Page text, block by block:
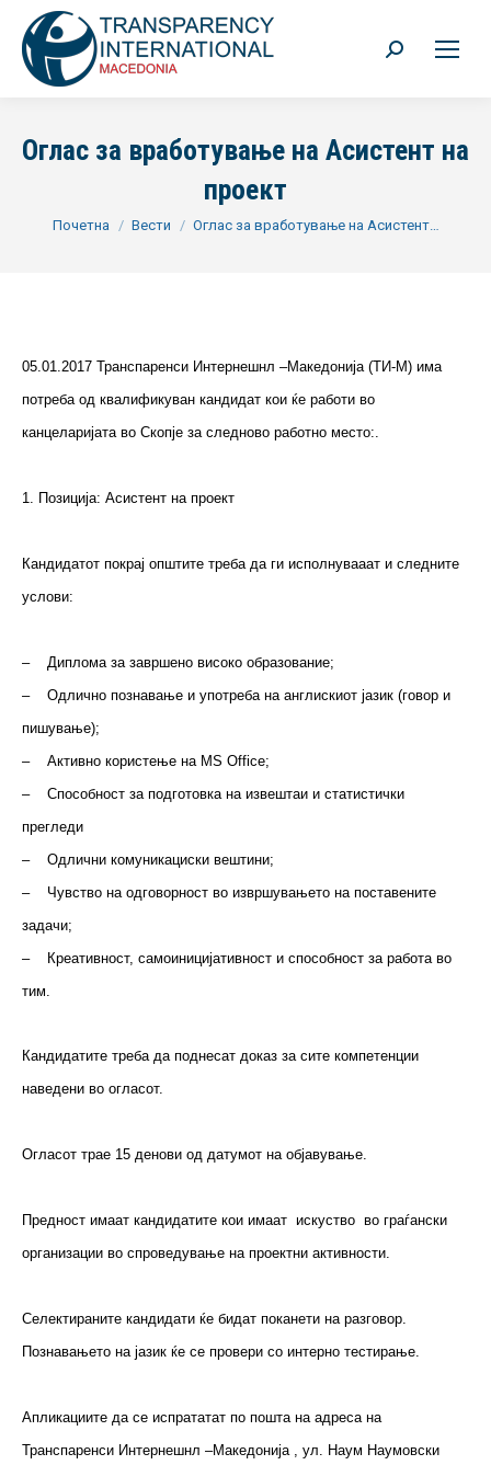
Search:
Оглас за вработување на Асистент на
проект
You are here:
Почетна Вести Оглас за вработување на Асистент…
05.01.2017 Транспаренси Интернешнл –Македонија (TИ-М) има
потреба од квалификуван кандидат кои ќе работи во
канцеларијата во Скопје за следново работно место:.
1. Позиција: Асистент на проект
Кандидатот покрај општите треба да ги исполнувааат и следните
услови:
– Диплома за завршено високо образование;
– Одлично познавање и употреба на англискиот јазик (говор и
пишување);
– Активно користење на MS Office;
– Способност за подготовка на извештаи и статистички
прегледи
– Одлични комуникациски вештини;
– Чувство на одговорност во извршувањето на поставените
задачи;
– Креативност, самоиницијативност и способност за работа во
тим.
Кандидатите треба да поднесат доказ за сите компетенции
наведени во огласот.
Огласот трае 15 денови од датумот на објавување.
Предност имаат кандидатите кои имаат искуство во граѓански
организации во спроведување на проектни активности.
Селектираните кандидати ќе бидат поканети на разговор.
Познавањето на јазик ќе се провери со интерно тестирање.
Апликациите да се испрататат по пошта на адреса на
Транспаренси Интернешнл –Македонија , ул. Наум Наумовски